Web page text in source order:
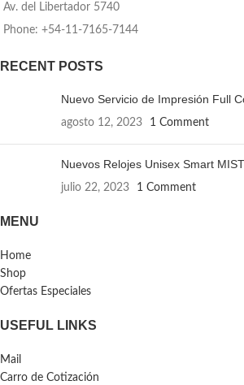
Av. del Libertador 5740
Phone: +54-11-7165-7144
RECENT POSTS
Nuevo Servicio de Impresión Full
agosto 12, 2023 1 Comment
Nuevos Relojes Unisex Smart
julio 22, 2023 1 Comment
MENU
Home
Shop
Ofertas Especiales
USEFUL LINKS
Mail
Carro de Cotización